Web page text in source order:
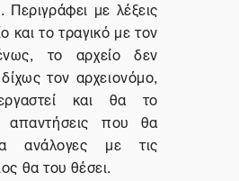
Περιγράφει με λέξεις
και το τραγικό με τον
το αρχείο δεν
τον αρχειονόμο,
και θα το
που θα
ανάλογες με τις
θα του θέσει.